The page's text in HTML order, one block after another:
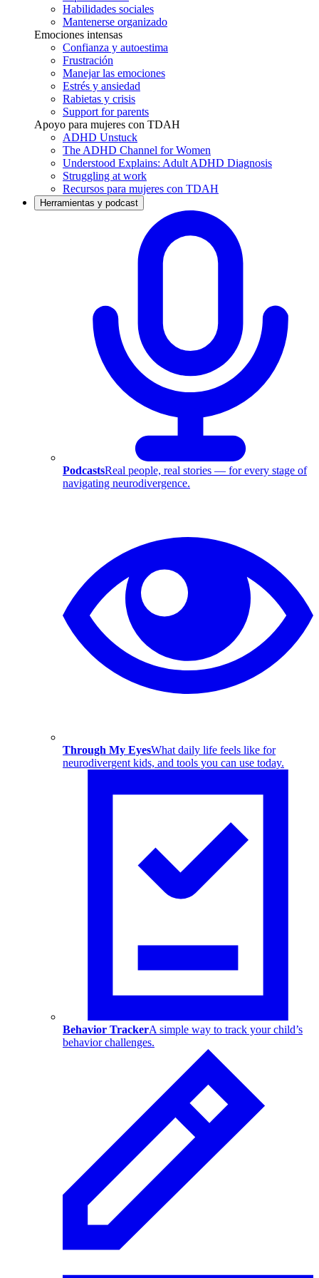
Habilidades sociales
Mantenerse organizado
Emociones intensas
Confianza y autoestima
Frustración
Manejar las emociones
Estrés y ansiedad
Rabietas y crisis
Support for parents
Apoyo para mujeres con TDAH
ADHD Unstuck
The ADHD Channel for Women
Understood Explains: Adult ADHD Diagnosis
Struggling at work
Recursos para mujeres con TDAH
Herramientas y podcast
PodcastsReal people, real stories — for every stage of
navigating neurodivergence.
Through My EyesWhat daily life feels like for
neurodivergent kids, and tools you can use today.
Behavior TrackerA simple way to track your child’s
behavior challenges.